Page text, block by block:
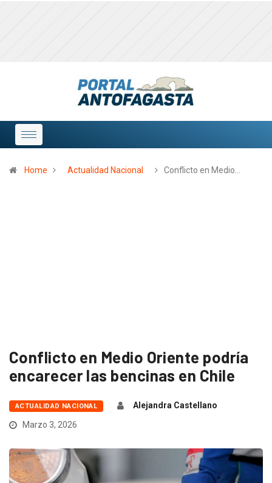
Home Actualidad Nacional Conflicto en Medio…
Conflicto en Medio Oriente podría
encarecer las bencinas en Chile
ACTUALIDAD NACIONAL
Alejandra Castellano
Marzo 3, 2026